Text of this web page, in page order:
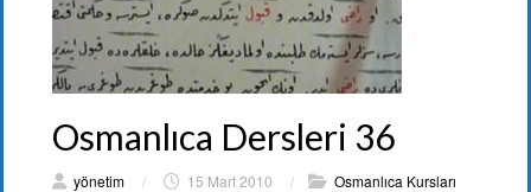
Osmanlıca Dersleri 36
yönetim / 15 Mart 2010 /
Osmanlıca Kursları